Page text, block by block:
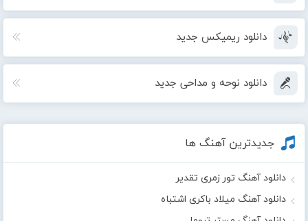
دانلود ریمیکس جدید
دانلود نوحه و مداحی جدید
جدیدترین آهنگ ها
دانلود آهنگ تور زمری تقدیر
دانلود آهنگ میلاد باکری اشتباه